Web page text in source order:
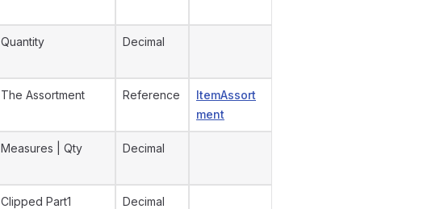
Quantity Decimal
The Assortment Reference
ItemAssort
ment
Measures | Qty Decimal
Clipped Part1
Decimal